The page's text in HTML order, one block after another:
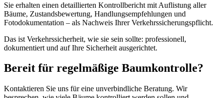
Sie erhalten einen detaillierten Kontrollbericht mit Auflistung aller
Bäume, Zustandsbewertung, Handlungsempfehlungen und
Fotodokumentation – als Nachweis Ihrer Verkehrssicherungspflicht.
Das ist Verkehrssicherheit, wie sie sein sollte: professionell,
dokumentiert und auf Ihre Sicherheit ausgerichtet.
Bereit für regelmäßige Baumkontrolle?
Kontaktieren Sie uns für eine unverbindliche Beratung. Wir